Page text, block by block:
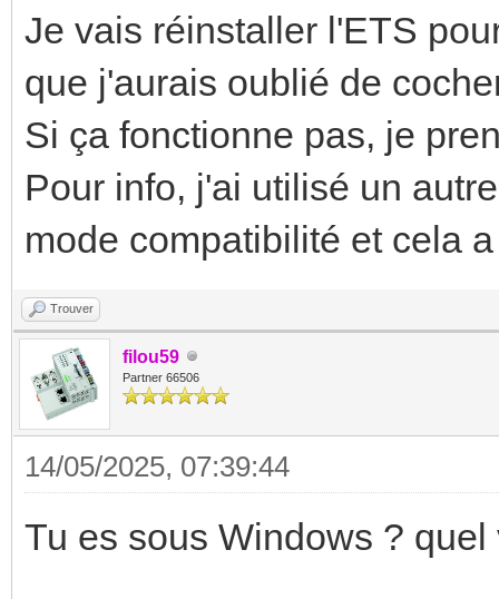
Je vais réinstaller l'ETS
que j'aurais oublié de
Si ça fonctionne pas, je
Pour info, j'ai utilisé un
mode compatibilité et cela
Trouver
filou59
Partner 66506
14/05/2025, 07:39:44
Tu es sous Windows ? quel